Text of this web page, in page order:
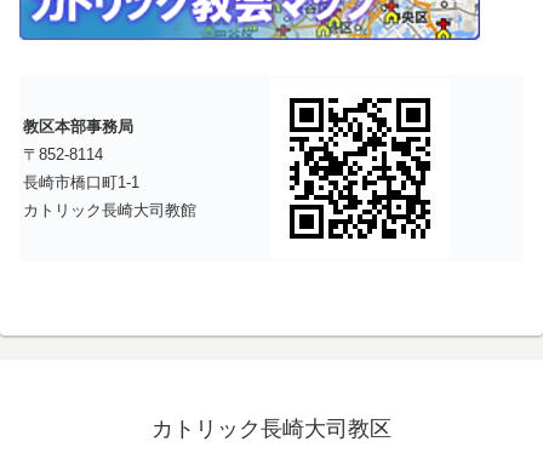
教区本部事務局
〒852-8114
長崎市橋口町1-1
カトリック長崎大司教館
カトリック長崎大司教区